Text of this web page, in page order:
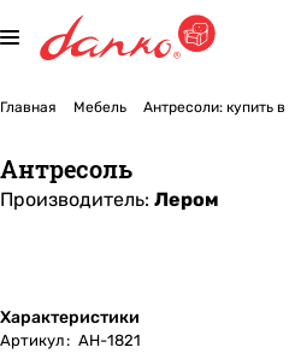
Главная Мебель Антресоли: купить
Антресоль
Производитель: Лером
Характеристики
Артикул: АН-1821